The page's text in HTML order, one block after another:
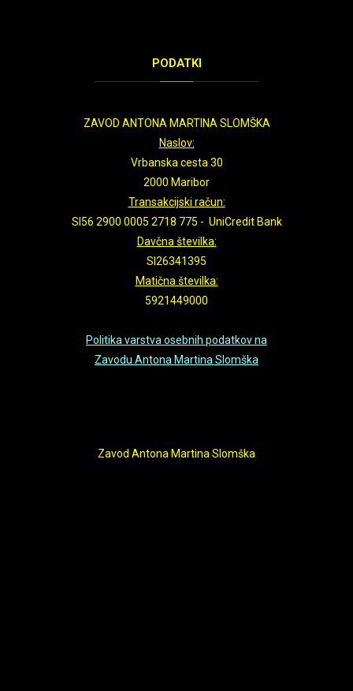
PODATKI
ZAVOD ANTONA MARTINA SLOMŠKA
Naslov:
Vrbanska cesta 30
2000 Maribor
Transakcijski račun:
SI56 2900 0005 2718 775 - UniCredit Bank
Davčna številka:
SI26341395
Matična številka:
5921449000
Politika varstva osebnih podatkov na
Zavodu Antona Martina Slomška
Zavod Antona Martina Slomška